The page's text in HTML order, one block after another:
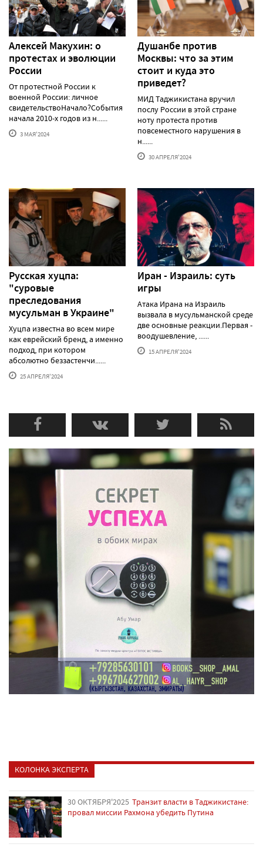
Алексей Макуxин: о
протестаx и эволюции
России
От протестной России к
военной России: личное
свидетельствоНачало?События
начала 2010-х годов из н......
3 МАЯ'2024
Душанбе против
Москвы: что за этим
стоит и куда это
приведет?
МИД Таджикистана вручил
послу России в этой стране
ноту протеста против
повсеместного нарушения в
н......
30 АПРЕЛЯ'2024
Русская хуцпа:
"суровые
преследования
мусульман в Украине"
Хуцпа известна во всем мире
как еврейский бренд, а именно
подход, при котором
абсолютно беззастенчи......
25 АПРЕЛЯ'2024
Иран - Израиль: суть
игры
Атака Ирана на Израиль
вызвала в мусульманской среде
две основные реакции.Первая -
воодушевление, ......
15 АПРЕЛЯ'2024
КОЛОНКА ЭКСПЕРТА
30 ОКТЯБРЯ'2025 Транзит власти в Таджикистане:
провал миссии Рахмона убедить Путина